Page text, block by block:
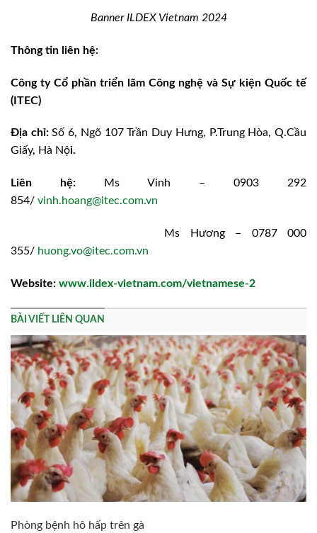
Banner ILDEX Vietnam 2024
Thông tin liên hệ:
Công ty Cổ phần triển lãm Công nghệ và Sự kiện Quốc tế
(ITEC)
Địa chỉ:Số 6, Ngõ 107 Trần Duy Hưng, P.Trung Hòa, Q.Cầu
Giấy, Hà Nội.
Liên hệ:
Ms Vinh – 0903 292
854/ vinh.hoang@itec.com.vn
Ms Hương – 0787 000
355/ huong.vo@itec.com.vn
Website: www.ildex-vietnam.com/vietnamese-2
BÀI VIẾT LIÊN QUAN
Phòng bệnh hô hấp trên gà